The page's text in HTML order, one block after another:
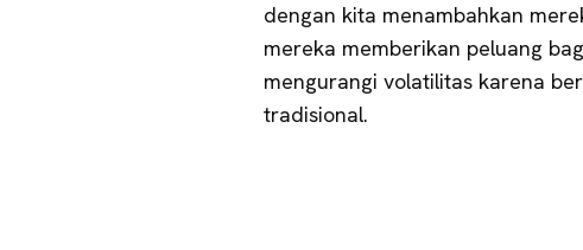
dengan kita menambahkan
mereka memberikan peluang
mengurangi volatilitas karena
tradisional.